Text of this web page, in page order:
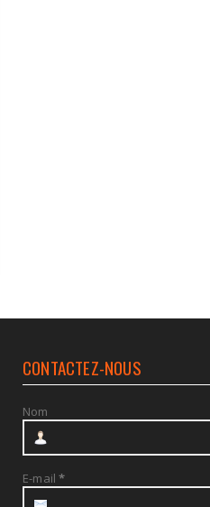
CONTACTEZ-NOUS
Nom
E-mail*